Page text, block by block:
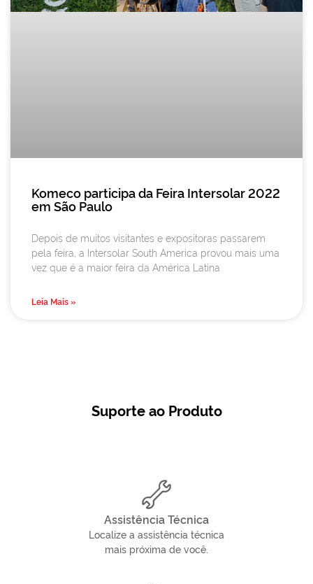
Komeco participa da Feira Intersolar 2022
em São Paulo
Depois de muitos visitantes e expositoras passarem
pela feira, a Intersolar South America provou mais uma
vez que é a maior feira da América Latina
Leia Mais »
Suporte ao Produto
Assistência Técnica
Localize a assistência técnica
mais próxima de você.